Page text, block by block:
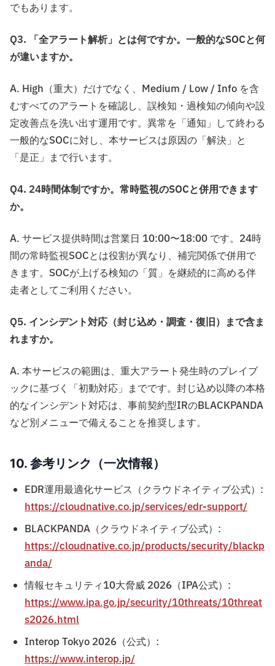
でもあります。
Q3. 「全アラート解析」とは何ですか。一般的なSOCと何
が違いますか。
A. High（重大）だけでなく、Medium / Low / Info を含
むすべてのアラートを確認し、誤検知・過検知の傾向や設
定改善点を洗い出す運用です。異常を「通知」して終わる
一般的なSOCに対し、本サービスは原因の「解決」と
「是正」まで行います。
Q4. 24時間体制ですか。常時監視のSOCと併用できます
か。
A. サービス提供時間は営業日 10:00〜18:00 です。24時
間の常時監視SOCとは役割が異なり、補完関係で併用で
きます。SOCが上げる検知の「質」を継続的に高める伴
走者としてご利用ください。
Q5. インシデント対応（封じ込め・調査・復旧）まで含ま
れますか。
A. 本サービスの範囲は、重大アラート発生時のプレイブ
ックに基づく「初動対応」までです。封じ込め以降の本格
的なインシデント対応は、事前契約型IRのBLACKPANDA
など別メニューで備えることを推奨します。
10. 参考リンク（一次情報）
EDR運用最適化サービス（クラウドネイティブ公式）:
https://cloudnative.co.jp/services/edr-support/
BLACKPANDA（クラウドネイティブ公式）:
https://cloudnative.co.jp/products/security/blackp
anda/
情報セキュリティ10大脅威 2026（IPA公式）:
https://www.ipa.go.jp/security/10threats/10threat
s2026.html
Interop Tokyo 2026（公式）:
https://www.interop.jp/